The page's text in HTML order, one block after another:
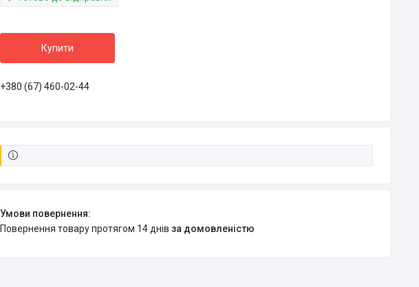
Купити
+380 (67) 460-02-44
повернення товару протягом 14 днів за домовленістю